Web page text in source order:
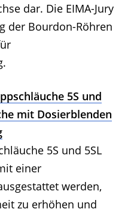
dar. Die EIMA-Jury
der Bourdon-Röhren
5S und
mit Dosierblenden
5S und 5SL
einer
werden,
zu erhöhen und